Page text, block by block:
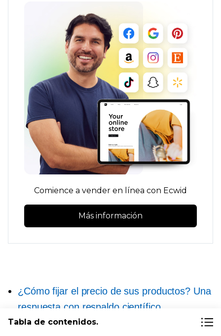
Comience a vender en línea con Ecwid
Más información
¿Cómo fijar el precio de sus productos? Una
respuesta con respaldo científico
Tres modelos de precios que puede
Tabla de contenidos.